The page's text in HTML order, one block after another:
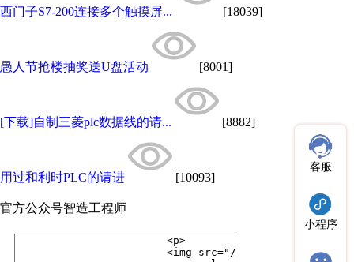
西门子S7-200连接多个触摸屏... [18039]
愚人节抢楼抽奖送U盘活动 [8001]
[下载]自制三菱plc数据线的请... [8882]
用过和利时PLC的请进 [10093]
官方公众号智造工程师
客服
小程序